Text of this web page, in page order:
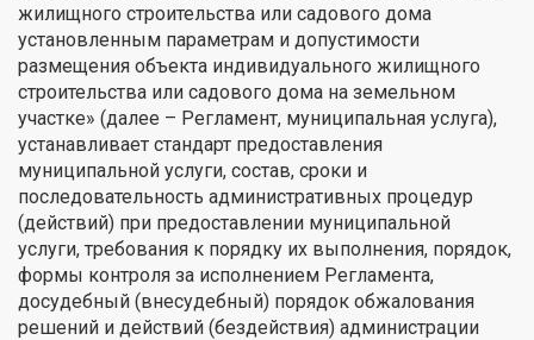
жилищного строительства или садового дома
установленным параметрам и допустимости
размещения объекта индивидуального жилищного
строительства или садового дома на земельном
участке» (далее – Регламент, муниципальная услуга),
устанавливает стандарт предоставления
муниципальной услуги, состав, сроки и
последовательность административных процедур
(действий) при предоставлении муниципальной
услуги, требования к порядку их выполнения, порядок,
формы контроля за исполнением Регламента,
досудебный (внесудебный) порядок обжалования
решений и действий (бездействия) администрации